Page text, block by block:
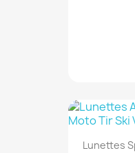
Lunettes